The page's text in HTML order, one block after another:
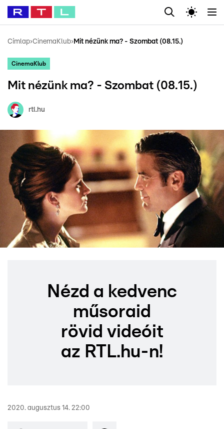
Legfrissebb RTL Híradó Randi Celeb vagyok,
Babits Marcella Most Wanted Gallusz
Címlap›CinemaKlub› Mit nézünk ma? - Szombat (08.15.)
CinemaKlub
Mit nézünk ma? - Szombat (08.15.)
rtl.hu
Nézd a kedvenc
műsoraid
rövid videóit
az RTL.hu-n!
2020. augusztus 14. 22:00